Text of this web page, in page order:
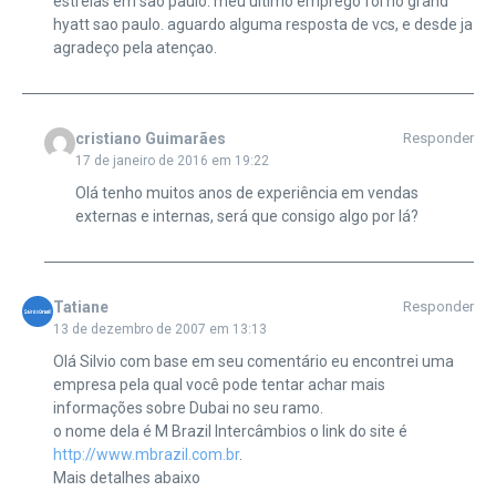
hyatt sao paulo. aguardo alguma resposta de vcs, e desde ja
agradeço pela atençao.
cristiano Guimarães
17 de janeiro de 2016 em 19:22
Responder
Olá tenho muitos anos de experiência em vendas
externas e internas, será que consigo algo por lá?
Tatiane
13 de dezembro de 2007 em 13:13
Responder
Olá Silvio com base em seu comentário eu encontrei uma
empresa pela qual você pode tentar achar mais
informações sobre Dubai no seu ramo.
o nome dela é M Brazil Intercâmbios o link do site é
http://www.mbrazil.com.br.
Mais detalhes abaixo